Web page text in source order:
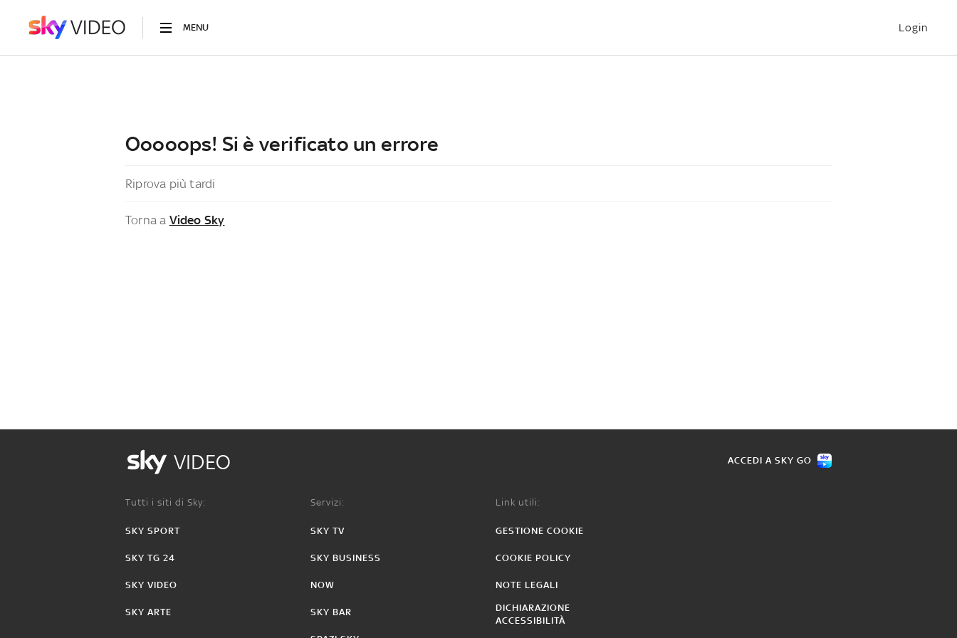
MENU Login
Ooooops! Si è verificato un errore
Riprova più tardi
Torna a Video Sky
VIDEO ACCEDI A SKY GO
Tutti i siti di Sky:
SKY SPORT
SKY TG 24
SKY VIDEO
SKY ARTE
Servizi:
SKY TV
SKY BUSINESS
NOW
SKY BAR
Link utili:
GESTIONE COOKIE
COOKIE POLICY
NOTE LEGALI
DICHIARAZIONE
ACCESSIBILITÀ